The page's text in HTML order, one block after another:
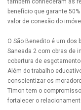
benefício que garante
valor de conexão do
O São Benedito é um dos
Saneada 2 com obras de
cobertura de
Além do trabalho
conscientizar os
Timon tem o
fortalecer o